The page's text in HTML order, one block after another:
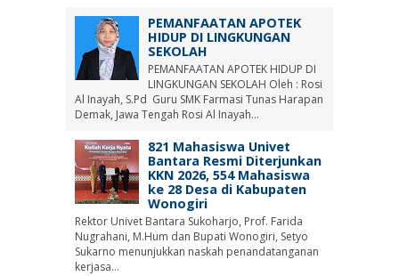
PEMANFAATAN APOTEK
HIDUP DI LINGKUNGAN
SEKOLAH
PEMANFAATAN APOTEK HIDUP DI
LINGKUNGAN SEKOLAH Oleh : Rosi
Al Inayah, S.Pd Guru SMK Farmasi Tunas Harapan
Demak, Jawa Tengah Rosi Al Inayah...
821 Mahasiswa Univet
Bantara Resmi Diterjunkan
KKN 2026, 554 Mahasiswa
ke 28 Desa di Kabupaten
Wonogiri
Rektor Univet Bantara Sukoharjo, Prof. Farida
Nugrahani, M.Hum dan Bupati Wonogiri, Setyo
Sukarno menunjukkan naskah penandatanganan
kerjasa...